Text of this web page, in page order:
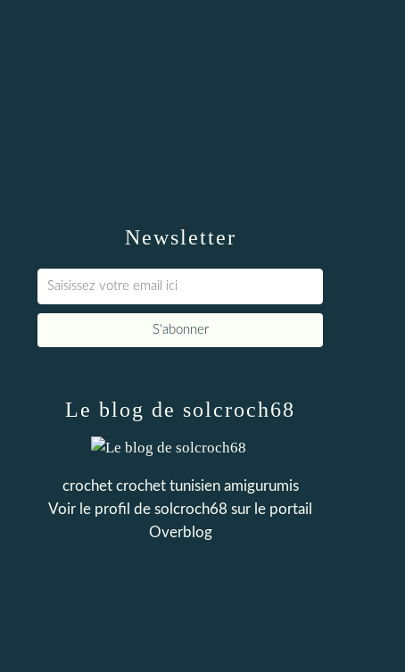
Newsletter
Le blog de solcroch68
crochet crochet tunisien amigurumis
Voir le profil de solcroch68 sur le portail
Overblog